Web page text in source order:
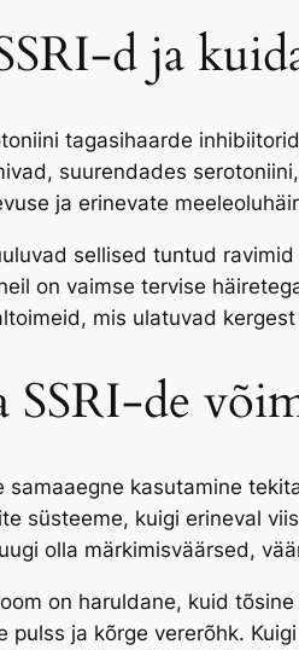
d ja
tagasihaarde
suurendades
ja erinevate
sellised tuntud
on vaimse tervise
mis ulatuvad
SSRI-de
samaaegne kasutamine
süsteeme, kuigi erineval
olla märkimisväärsed,
on haruldane, kuid
pulss ja kõrge vererõhk.